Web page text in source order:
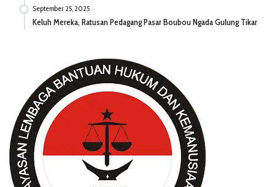
September 25, 2025
Keluh Mereka, Ratusan Pedagang Pasar Boubou Ngada Gulung Tikar